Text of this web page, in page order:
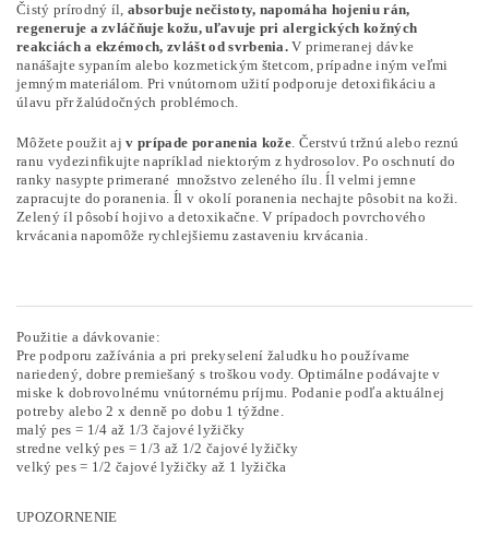
Čistý prírodný íl, absorbuje nečistoty, napomáha hojeniu rán,
regeneruje a zvláčňuje kožu, uľavuje pri alergických kožných
reakciách a ekzémoch, zvlášt od svrbenia. V primeranej dávke
nanášajte sypaním alebo kozmetickým štetcom, prípadne iným veľmi
jemným materiálom. Pri vnútornom užití podporuje detoxifikáciu a
úlavu přr žalúdočných problémoch.
Môžete použit ajv prípade poranenia kože. Čerstvú tržnú alebo reznú
ranu vydezinfikujte napríklad niektorým z hydrosolov. Po oschnutí do
ranky nasypte primerané množstvo zeleného ílu. Íl velmi jemne
zapracujte do poranenia. Íl v okolí poranenia nechajte pôsobit na koži.
Zelený íl pôsobí hojivo a detoxikačne. V prípadoch povrchového
krvácania napomôže rychlejšiemu zastaveniu krvácania.
Použitie a dávkovanie:
Pre podporu zažívánia a pri prekyselení žaludku ho používame
nariedený, dobre premiešaný s troškou vody. Optimálne podávajte v
miske k dobrovolnému vnútornému príjmu. Podanie podľa aktuálnej
potreby alebo 2 x denně po dobu 1 týždne.
malý pes = 1/4 až 1/3 čajové lyžičky
stredne velký pes = 1/3 až 1/2 čajové lyžičky
velký pes = 1/2 čajové lyžičky až 1 lyžička
UPOZORNENIE